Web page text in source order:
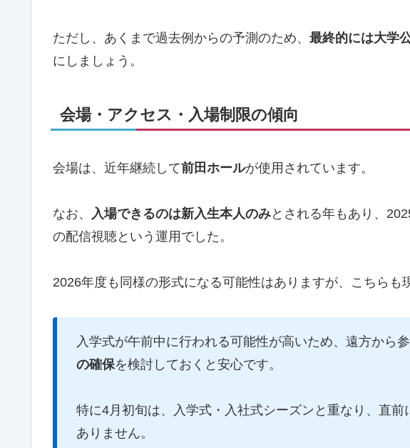
ただし、あくまで過去例からの予測のため、 最終的には大学
にしましょう。
会場・アクセス・入場制限の傾向
会場は、近年継続して前田ホールが使用されています。
なお、 入場できるのは新入生本人のみとされる年もあり、
の配信視聴という運用でした。
2026年度も同様の形式になる可能性はありますが、こちらも
入学式が午前中に行われる可能性が高いため、遠方から
の確保を検討しておくと安心です。
特に4月初旬は、入学式・入社式シーズンと重なり、直前
ありません。